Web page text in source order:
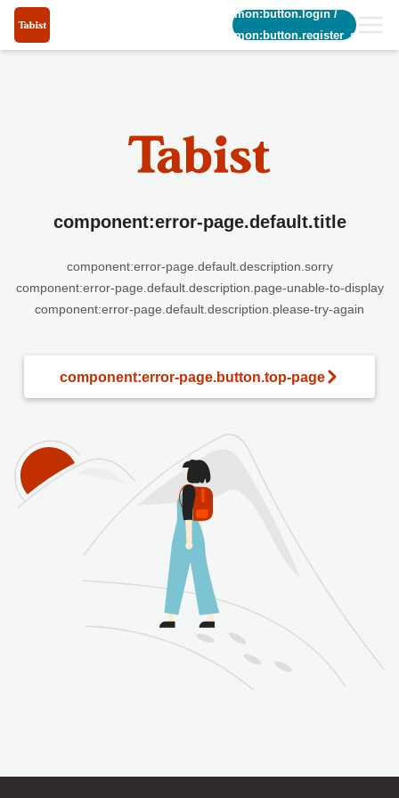
common:button.login/
common:button.register_short
component:error-page.default.title
component:error-page.default.description.sorry
component:error-page.default.description.page-unable-to-display
component:error-page.default.description.please-try-again
component:error-page.button.top-page